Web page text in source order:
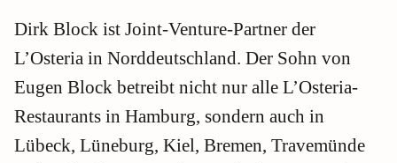
Dirk Block ist Joint-Venture-Partner der
L’Osteria in Norddeutschland. Der Sohn von
Eugen Block betreibt nicht nur alle L’Osteria-
Restaurants in Hamburg, sondern auch in
Lübeck, Lüneburg, Kiel, Bremen, Travemünde